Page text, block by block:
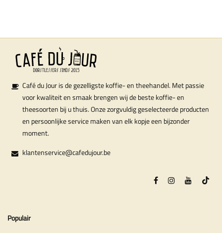
Café du Jour is de gezelligste koffie- en theehandel. Met passie
voor kwaliteit en smaak brengen wij de beste koffie- en
theesoorten bij u thuis. Onze zorgvuldig geselecteerde producten
en persoonlijke service maken van elk kopje een bijzonder
moment.
klantenservice@cafedujour.be
Populair